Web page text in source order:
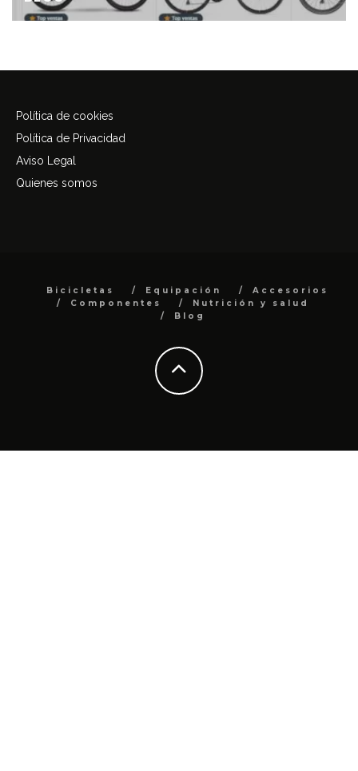
Política de cookies
Política de Privacidad
Aviso Legal
Quienes somos
Bicicletas Equipación
Accesorios
Componentes
Nutrición y salud
Blog